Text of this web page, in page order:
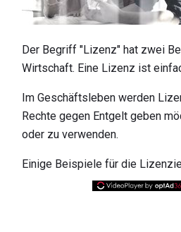
Der Begriff "Lizenz" hat zwei
Wirtschaft. Eine Lizenz ist
Im Geschäftsleben werden
Rechte gegen Entgelt geben
oder zu verwenden.
Einige Beispiele für die